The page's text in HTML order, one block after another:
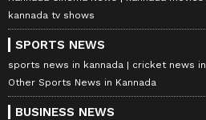
kannada tv shows
SPORTS NEWS
sports news in kannada
cricket news
Other Sports News in Kannada
BUSINESS NEWS